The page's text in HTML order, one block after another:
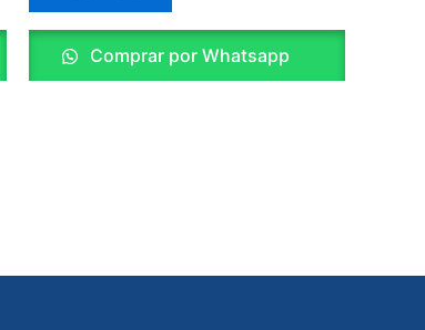
Comprar por Whatsapp